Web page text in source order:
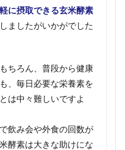
に摂取できる玄米酵素
ましたがいかがでした
ちろん、普段から健康
、毎日必要な栄養素を
は中々難しいですよ
飲み会や外食の回数が
酵素は大きな助けにな